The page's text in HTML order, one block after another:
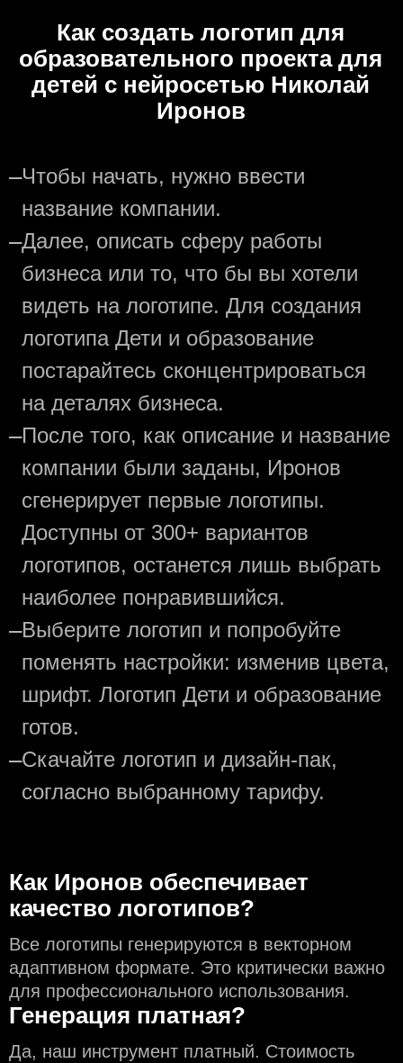
Как создать логотип для
образовательного проекта для
детей с нейросетью Николай
Иронов
—Чтобы начать, нужно ввести
название компании.
—Далее, описать сферу работы
бизнеса или то, что бы вы хотели
видеть на логотипе. Для создания
логотипа Дети и образование
постарайтесь сконцентрироваться
на деталях бизнеса.
—После того, как описание и название
компании были заданы, Иронов
сгенерирует первые логотипы.
Доступны от 300+ вариантов
логотипов, останется лишь выбрать
наиболее понравившийся.
—Выберите логотип и попробуйте
поменять настройки: изменив цвета,
шрифт. Логотип Дети и образование
готов.
—Скачайте логотип и дизайн-пак,
согласно выбранному тарифу.
Как Иронов обеспечивает
качество логотипов?
Все логотипы генерируются в векторном
адаптивном формате. Это критически важно
для профессионального использования.
Генерация платная?
Да, наш инструмент платный. Стоимость